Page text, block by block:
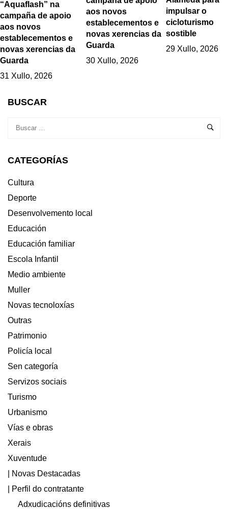
“Aquaflash” na
campaña de apoio
aos novos
establecementos e
novas xerencias da
Guarda
31 Xullo, 2026
aos novos
establecementos e
novas xerencias da
Guarda
30 Xullo, 2026
impulsar o
cicloturismo
sostible
29 Xullo, 2026
BUSCAR
CATEGORÍAS
Cultura
Deporte
Desenvolvemento local
Educación
Educación familiar
Escola Infantil
Medio ambiente
Muller
Novas tecnoloxías
Outras
Patrimonio
Policía local
Sen categoría
Servizos sociais
Turismo
Urbanismo
Vías e obras
Xerais
Xuventude
| Novas Destacadas
| Perfil do contratante
Adxudicacións definitivas